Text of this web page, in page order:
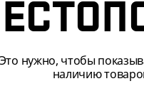
Это нужно, чтобы
наличию